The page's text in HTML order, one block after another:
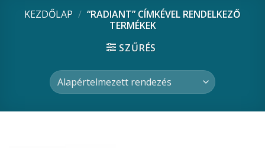
KEZDŐLAP / “RADIANT” CÍMKÉVEL RENDELKEZŐ
TERMÉKEK
SZŰRÉS